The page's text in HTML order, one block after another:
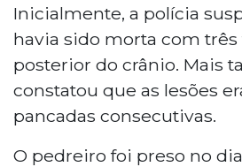
Inicialmente, a polícia
havia sido morta com
posterior do crânio. Mais
constatou que as lesões
pancadas consecutivas.
O pedreiro foi preso no